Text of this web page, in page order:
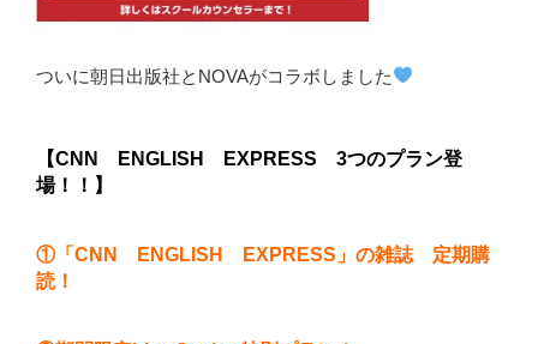
ついに朝日出版社とNOVAがコラボしました
【CNN ENGLISH EXPRESS 3つのプラン登
場！！ 】
①「CNN ENGLISH EXPRESS」の雑誌 定期購
読！